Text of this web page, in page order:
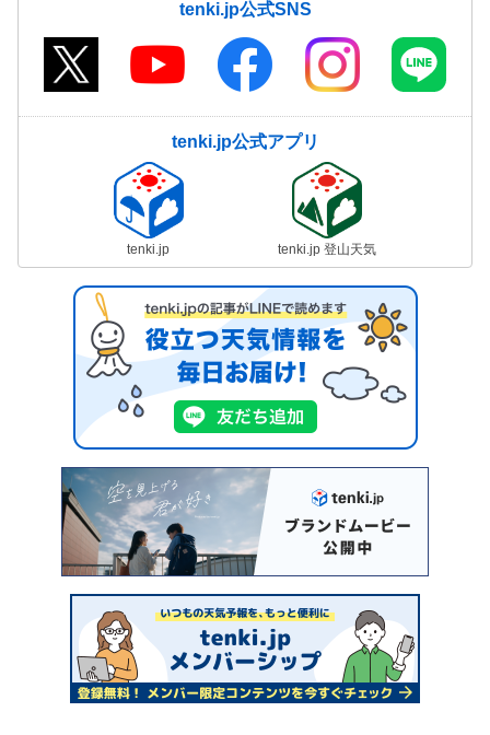
tenki.jp公式SNS
tenki.jp公式アプリ
tenki.jp tenki.jp 登山天気